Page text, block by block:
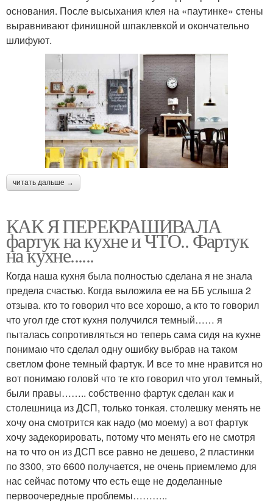
основания. После высыхания клея на «паутинке» стены
выравнивают финишной шпаклевкой и окончательно
шлифуют.
читать дальше →
КАК Я ПЕРЕКРАШИВАЛА
фартук на кухне и ЧТО.. Фартук
на кухне......
Когда наша кухня была полностью сделана я не знала
предела счастью. Когда выложила ее на ББ услыша 2
отзыва. кто то говорил что все хорошо, а кто то говорил
что угол где стот кухня получился темный…… я
пыталась сопротивляться но теперь сама сидя на кухне
понимаю что сделал одну ошибку выбрав на таком
светлом фоне темный фартук. И все то мне нравится но
вот понимаю головй что те кто говорил что угол темный,
были правы…….. собственно фартук сделан как и
столешница из ДСП, только тонкая. столешку менять не
хочу она смотрится как надо (мо моему) а вот фартук
хочу задекорировать, потому что менять его не смотря
на то что он из ДСП все равно не дешево, 2 пластинки
по 3300, это 6600 получается, не очень приемлемо для
нас сейчас потому что есть еще не доделанные
первоочередные проблемы………..